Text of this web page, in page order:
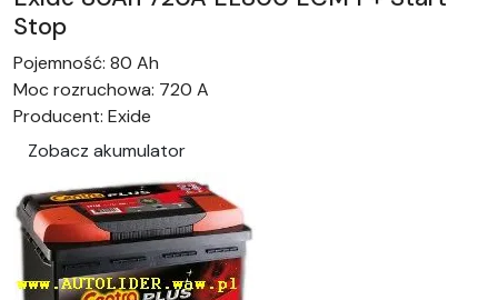
Stop
Pojemność: 80 Ah
Moc rozruchowa: 720 A
Producent: Exide
Zobacz akumulator